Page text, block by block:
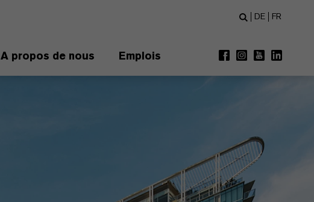
A propos de nous Emplois
DE FR